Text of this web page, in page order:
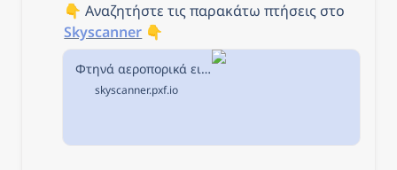
Skyscanner 👇
Φτηνά αεροπορικά εισιτήρια από Αθήνα προς Μαδρίτη στην Skyscanner
skyscanner.pxf.io